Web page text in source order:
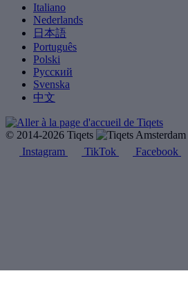
Italiano
Nederlands
日本語
Português
Polski
Русский
Svenska
中文
© 2014-2026 Tiqets
Instagram
TikTok Facebook